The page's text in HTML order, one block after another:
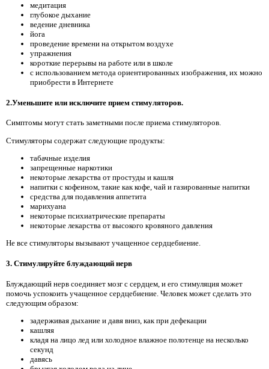
медитация
глубокое дыхание
ведение дневника
йога
проведение времени на открытом воздухе
упражнения
короткие перерывы на работе или в школе
с использованием метода ориентированных изображения, их можно
приобрести в Интернете
2.Уменьшите или исключите прием стимуляторов.
Симптомы могут стать заметными после приема стимуляторов.
Стимуляторы содержат следующие продукты:
табачные изделия
запрещенные наркотики
некоторые лекарства от простуды и кашля
напитки с кофеином, такие как кофе, чай и газированные напитки
средства для подавления аппетита
марихуана
некоторые психиатрические препараты
некоторые лекарства от высокого кровяного давления
Не все стимуляторы вызывают учащенное сердцебиение.
3. Стимулируйте блуждающий нерв
Блуждающий нерв соединяет мозг с сердцем, и его стимуляция может
помочь успокоить учащенное сердцебиение. Человек может сделать это
следующим образом:
задерживая дыхание и давя вниз, как при дефекации
кашляя
кладя на лицо лед или холодное влажное полотенце на несколько
секунд
давясь